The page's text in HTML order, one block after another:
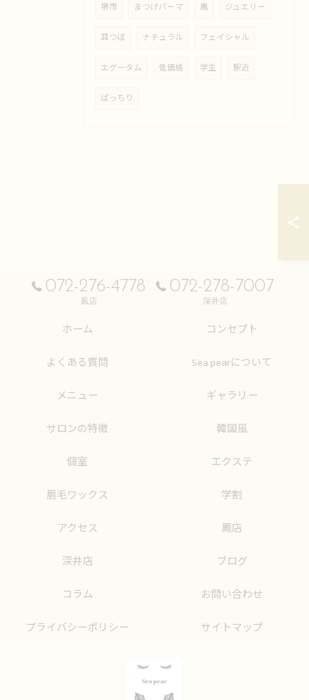
堺市 まつげパーマ 鳳 ジュエリー
耳つぼ ナチュラル フェイシャル
エグータム 低価格 学生 駅近
ぱっちり
072-276-4778
鳳店
072-278-7007
深井店
ホーム
コンセプト
よくある質問
Sea pearについて
メニュー
ギャラリー
サロンの特徴
韓国風
個室
エクステ
眉毛ワックス
学割
アクセス
鳳店
深井店
ブログ
コラム
お問い合わせ
プライバシーポリシー
サイトマップ